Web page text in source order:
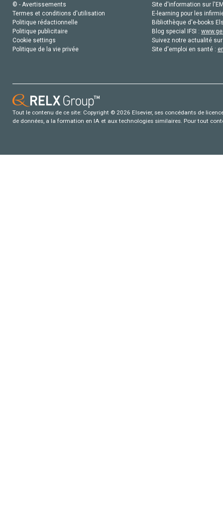
© - Avertissements
Termes et conditions d'utilisation
Politique rédactionnelle
Politique publicitaire
Cookie settings
Politique de la vie privée
Site d'information sur
E-learning pour les
Bibliothèque d'e-books
Blog special IFSI :
Suivez notre actualité
Site d'emploi en santé :
Tout le contenu de ce site: Copyright © 2026 Elsevier, ses concédants de
de données, a la formation en IA et aux technologies similaires. Pour tout